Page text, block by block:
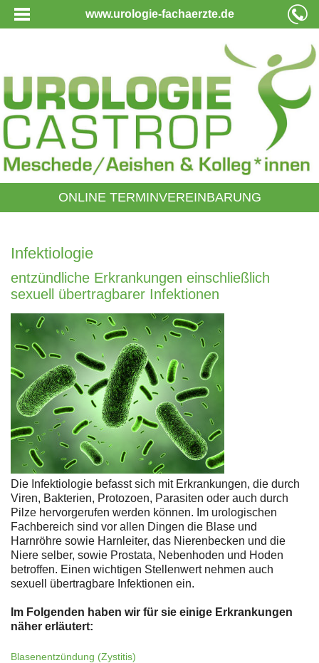
www.urologie-fachaerzte.de
ONLINE TERMINVEREINBARUNG
Infektiologie
entzündliche Erkrankungen einschließlich
sexuell übertragbarer Infektionen
Die Infektiologie befasst sich mit Erkrankungen, die durch
Viren, Bakterien, Protozoen, Parasiten oder auch durch
Pilze hervorgerufen werden können. Im urologischen
Fachbereich sind vor allen Dingen die Blase und
Harnröhre sowie Harnleiter, das Nierenbecken und die
Niere selber, sowie Prostata, Nebenhoden und Hoden
betroffen. Einen wichtigen Stellenwert nehmen auch
sexuell übertragbare Infektionen ein.
Im Folgenden haben wir für sie einige Erkrankungen
näher erläutert:
Blasenentzündung (Zystitis)